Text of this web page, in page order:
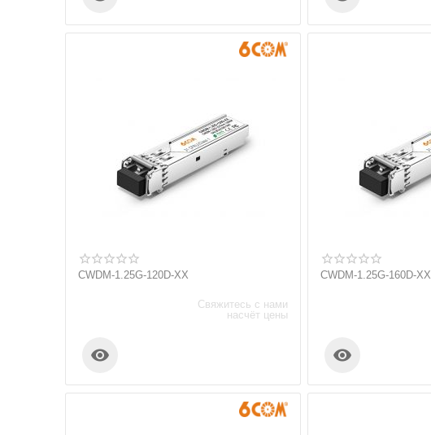
CWDM-1.25G-120D-XX
Свяжитесь с нами
насчёт цены

CWDM-1.25G-160D-XX
